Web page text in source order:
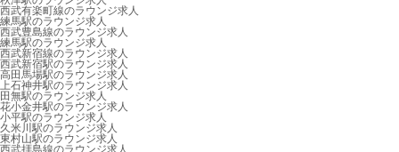
西武有楽町線のラウンジ求人
練馬駅のラウンジ求人
西武豊島線のラウンジ求人
練馬駅のラウンジ求人
西武新宿線のラウンジ求人
西武新宿駅のラウンジ求人
高田馬場駅のラウンジ求人
上石神井駅のラウンジ求人
田無駅のラウンジ求人
花小金井駅のラウンジ求人
小平駅のラウンジ求人
久米川駅のラウンジ求人
東村山駅のラウンジ求人
西武拝島線のラウンジ求人